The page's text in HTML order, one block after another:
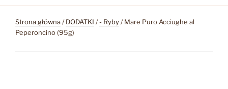
Strona główna/DODATKI /- Ryby/ Mare Puro Acciughe al
Peperoncino (95g)